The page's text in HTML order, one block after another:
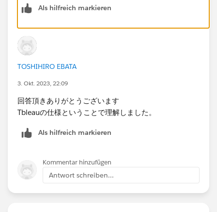
項目F
項目G
同一項目であれば上記のように
原則、項目名+(テーブル名）が付与された状態で表示さ
れます。
B,Cテーブルにはテーブル名が付与されている。
発生した事象ですが、データソース作成時にテーブルを
るテーブルが異なります。
KEY(Aテーブル)
項目A(Aテーブル)
項目B
という機能はありません。
Als hilfreich markieren
TOSHIHIRO EBATA
3. Okt. 2023, 22:09
回答頂きありがとうございます
Tbleauの仕様ということで理解しました。
Als hilfreich markieren
Kommentar hinzufügen
Antwort schreiben...